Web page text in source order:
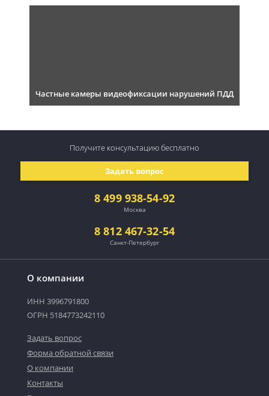
Частные камеры видеофиксации нарушений ПДД
О компании
ИНН 3996791800
ОГРН 5184773242110
Задать вопрос
Форма обратной связи
О компании
Контакты
8 499 938-54-92
Москва
8 812 467-32-54
Санкт-Петербург
Задать вопрос
Получите консультациюбесплатно